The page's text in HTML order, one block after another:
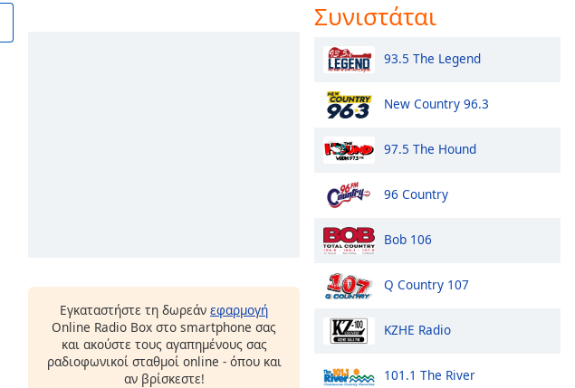
Εγκαταστήστε τη δωρεάν εφαρμογή
Online Radio Box στο smartphone σας
και ακούστε τους αγαπημένους σας
ραδιοφωνικοί σταθμοί online - όπου και
αν βρίσκεστε!
Συνιστάται
93.5 The Legend
New Country 96.3
97.5 The Hound
96 Country
Bob 106
Q Country 107
KZHE Radio
101.1 The River